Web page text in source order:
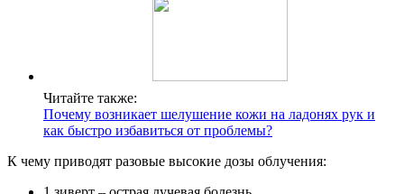
Читайте также:
Почему возникает шелушение кожи на ладонях рук и
как быстро избавиться от проблемы?
К чему приводят разовые высокие дозы облучения: